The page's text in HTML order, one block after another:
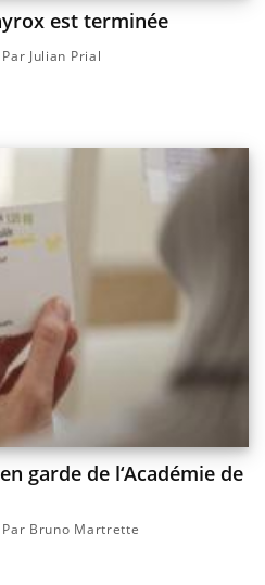
est terminée
Par Julian Prial
garde de l‘Académie de
Par Bruno Martrette